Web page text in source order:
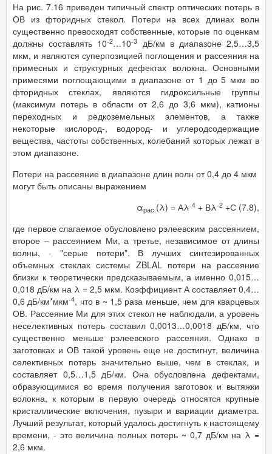
На рис. 7.16 приведен типичный спектр оптических потерь в
ОВ из фторидных стекол. Потери на всех длинах волн
существенно превосходят собственные, которые по оценкам
должны составлять 10-2…10-3 дБ/км в диапазоне 2,5…3,5
мкм, и являются суперпозицией поглощения и рассеяния на
примесных и структурных дефектах волокна. Основными
примесями поглощающими в диапазоне от 1 до 5 мкм во
фторидных стеклах, являются гидроксильные группы
(максимум потерь в области от 2,6 до 3,6 мкм), катионы
переходных и редкоземельных элементов, а также
некоторые кислород-, водород- и углеродсодержащие
вещества, частоты собственных, колебаний которых лежат в
этом диапазоне.
Потери на рассеяние в диапазоне длин волн от 0,4 до 4 мкм
могут быть описаны выражением
αрас. (λ) = Аλ-4 + Вλ-2 +С (7.8),
где первое слагаемое обусловлено рэлеевским рассеянием,
второе – рассеянием Ми, а третье, независимое от длины
волны, - "серые потери". В лучших синтезированных
объемных стеклах системы ZBLAL потери на рассеяние
близки к теоретически предсказываемым, а именно 0,015…
0,018 дБ/км на λ = 2,5 мкм. Коэффициент А составляет 0,4…
0,6 дБ/км*мкм-4, что в ~ 1,5 раза меньше, чем для кварцевых
ОВ. Рассеяние Ми для этих стекол не наблюдали, а уровень
неселективных потерь составил 0,0013…0,0018 дБ/км, что
существенно меньше рэлеевского рассеяния. Однако в
заготовках и ОВ такой уровень еще не достигнут, величина
селективных потерь значительно выше, чем в стеклах, и
составляет 0,5…1,5 дБ/км. Она обусловлена дефектами,
образующимися во время получения заготовок и вытяжки
волокна, к которым в первую очередь относятся крупные
кристаллические включения, пузыри и вариации диаметра.
Лучший результат, который удалось достигнуть к настоящему
времени, - это величина полных потерь ~ 0,7 дБ/км на λ =
2,6 мкм.